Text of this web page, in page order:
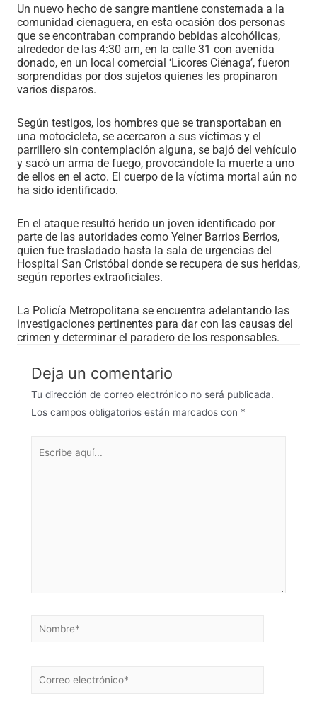
Un nuevo hecho de sangre mantiene consternada a la
comunidad cienaguera, en esta ocasión dos personas
que se encontraban comprando bebidas alcohólicas,
alrededor de las 4:30 am, en la calle 31 con avenida
donado, en un local comercial ‘Licores Ciénaga’, fueron
sorprendidas por dos sujetos quienes les propinaron
varios disparos.
Según testigos, los hombres que se transportaban en
una motocicleta, se acercaron a sus víctimas y el
parrillero sin contemplación alguna, se bajó del vehículo
y sacó un arma de fuego, provocándole la muerte a uno
de ellos en el acto. El cuerpo de la víctima mortal aún no
ha sido identificado.
En el ataque resultó herido un joven identificado por
parte de las autoridades como Yeiner Barrios Berrios,
quien fue trasladado hasta la sala de urgencias del
Hospital San Cristóbal donde se recupera de sus heridas,
según reportes extraoficiales.
La Policía Metropolitana se encuentra adelantando las
investigaciones pertinentes para dar con las causas del
crimen y determinar el paradero de los responsables.
Deja un comentario
Tu dirección de correo electrónico no será publicada.
Los campos obligatorios están marcados con *